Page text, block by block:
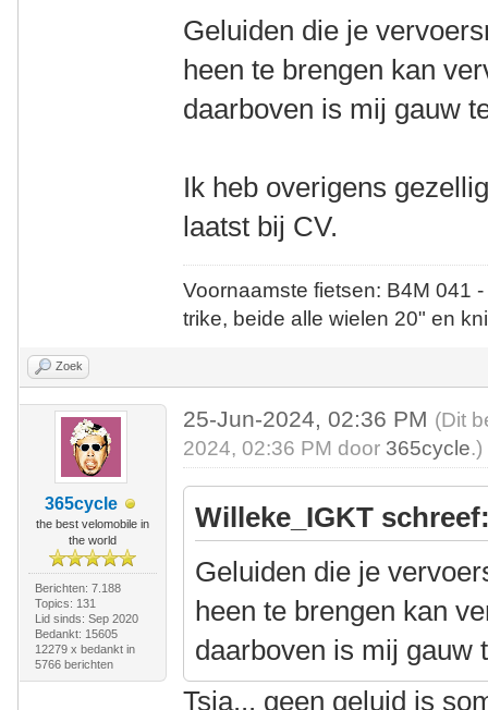
Geluiden die je
heen te brengen kan
daarboven is mij gauw
Ik heb overigens
laatst bij CV.
Voornaamste fietsen: B4M
trike, beide alle wielen 20" en
Zoek
365cycle
the best velomobile in
the world
Berichten: 7.188
Topics: 131
Lid sinds: Sep 2020
Bedankt: 15605
12279 x bedankt in
5766 berichten
25-Jun-2024, 02:36 PM (Dit
2024, 02:36 PM door 365cycle.)
Willeke_IGKT
Geluiden die je
heen te brengen kan
daarboven is mij gauw
Tsja... geen geluid is